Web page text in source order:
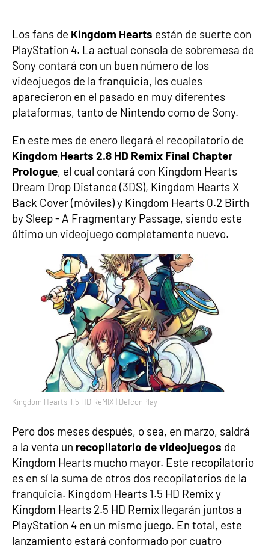
Los fans de Kingdom Hearts están de suerte con
PlayStation 4. La actual consola de sobremesa de
Sony contará con un buen número de los
videojuegos de la franquicia, los cuales
aparecieron en el pasado en muy diferentes
plataformas, tanto de Nintendo como de Sony.
En este mes de enero llegará el recopilatorio de
Kingdom Hearts 2.8 HD Remix Final Chapter
Prologue, el cual contará con Kingdom Hearts
Dream Drop Distance (3DS), Kingdom Hearts X
Back Cover (móviles) y Kingdom Hearts 0.2 Birth
by Sleep - A Fragmentary Passage, siendo este
último un videojuego completamente nuevo.
Kingdom Hearts II.5 HD ReMIX | DefconPlay
Pero dos meses después, o sea, en marzo, saldrá
a la venta un recopilatorio de videojuegos de
Kingdom Hearts mucho mayor. Este recopilatorio
es en sí la suma de otros dos recopilatorios de la
franquicia. Kingdom Hearts 1.5 HD Remix y
Kingdom Hearts 2.5 HD Remix llegarán juntos a
PlayStation 4 en un mismo juego. En total, este
lanzamiento estará conformado por cuatro